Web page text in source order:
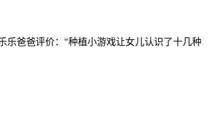
乐爸爸评价："种植小游戏让女儿认识了十几种